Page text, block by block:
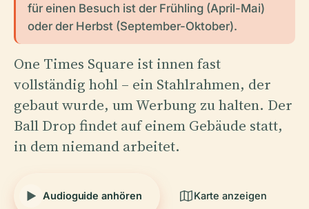
für einen Besuch ist der Frühling (April-Mai)
oder der Herbst (September-Oktober).
One Times Square ist innen fast
vollständig hohl – ein Stahlrahmen, der
gebaut wurde, um Werbung zu halten. Der
Ball Drop findet auf einem Gebäude statt,
in dem niemand arbeitet.
Audioguide anhören Karte anzeigen